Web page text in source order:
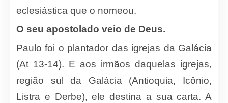
eclesiástica que o nomeou.
O seu apostolado veio de Deus.
Paulo foi o plantador das igrejas da Galácia
(At 13-14). E aos irmãos daquelas igrejas,
região sul da Galácia (Antioquia, Icônio,
Listra e Derbe), ele destina a sua carta. A